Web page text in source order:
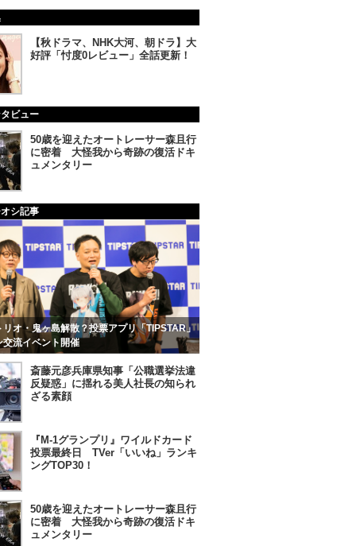
【秋ドラマ、NHK大河、朝ドラ】大
好評「忖度0レビュー」全話更新！
ビュー
50歳を迎えたオートレーサー森且行
に密着 大怪我から奇跡の復活ドキ
ュメンタリー
シ記事
リオ・鬼ヶ島解散？投票アプリ「TIPSTAR」
交流イベント開催
斎藤元彦兵庫県知事「公職選挙法違
反疑惑」に揺れる美人社長の知られ
ざる素顔
『M-1グランプリ』ワイルドカード
投票最終日 TVer「いいね」ランキ
ングTOP30！
50歳を迎えたオートレーサー森且行
に密着 大怪我から奇跡の復活ドキ
ュメンタリー